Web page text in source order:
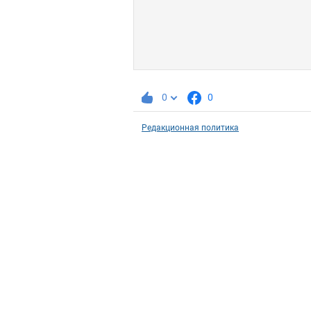
0 0
Редакционная политика